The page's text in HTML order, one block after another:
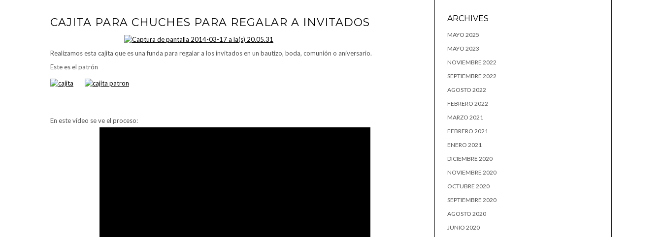
CAJITA PARA CHUCHES PARA REGALAR A INVITADOS
Realizamos esta cajita que es una funda para regalar a los invitados en un bautizo, boda, comunión o aniversario.
Este es el patrón
En este vídeo se ve el proceso:
ARCHIVES
MAYO 2025
MAYO 2023
NOVIEMBRE 2022
SEPTIEMBRE 2022
AGOSTO 2022
FEBRERO 2022
MARZO 2021
FEBRERO 2021
ENERO 2021
DICIEMBRE 2020
NOVIEMBRE 2020
OCTUBRE 2020
SEPTIEMBRE 2020
AGOSTO 2020
JUNIO 2020